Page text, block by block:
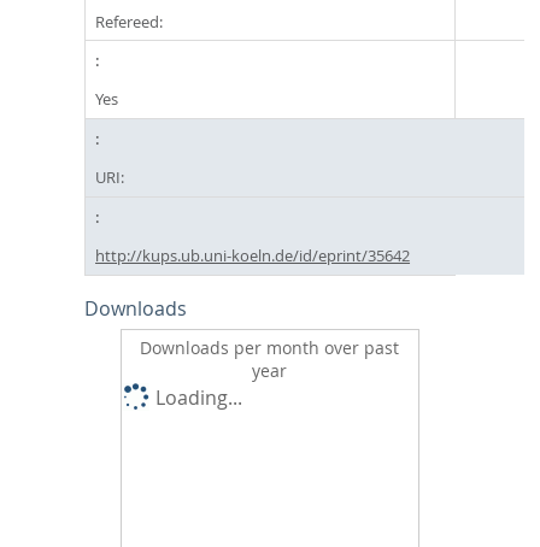
Refereed:
Yes
URI:
http://kups.ub.uni-koeln.de/id/eprint/35642
Downloads
Downloads per month over past
year
Loading...